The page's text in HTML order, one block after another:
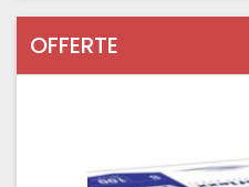
OFFERTE